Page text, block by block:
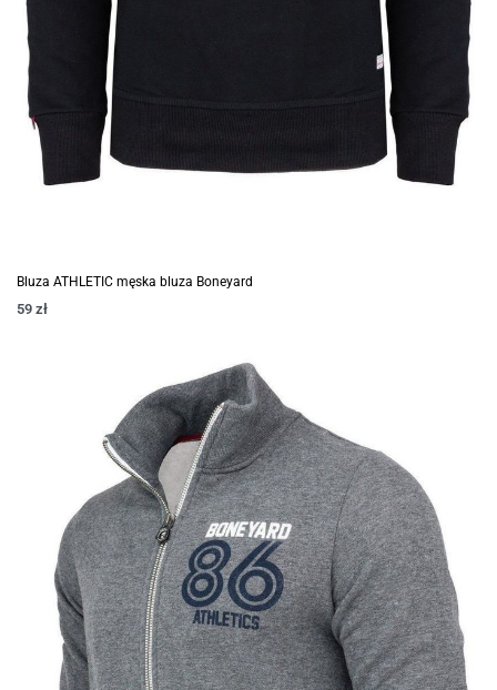
Bluza ATHLETIC męska bluza Boneyard
59 zł